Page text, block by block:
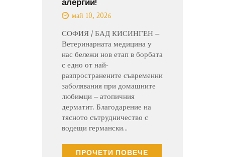
май 10, 2026
СОФИЯ / БАД КИСИНГЕН –
Ветеринарната медицина у
нас бележи нов етап в борбата
с едно от най-
разпространените съвременни
заболявания при домашните
любимци – атопичния
дерматит. Благодарение на
тясното сътрудничество с
водещи германски…
ПРОЧЕТИ ПОВЕЧЕ